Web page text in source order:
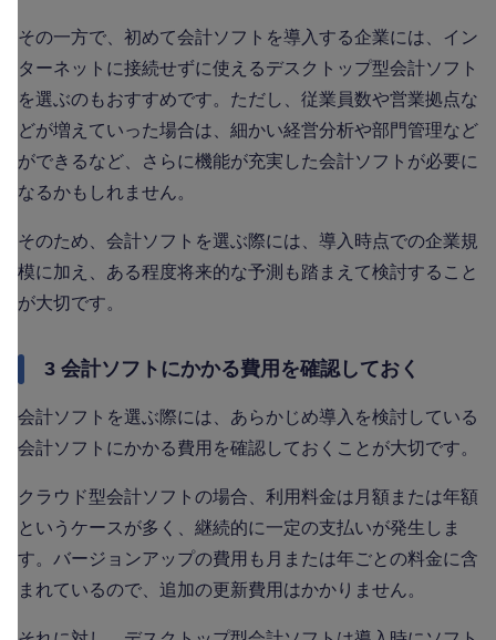
その一方で、初めて会計ソフトを導入する企業には、イン
ターネットに接続せずに使えるデスクトップ型会計ソフト
を選ぶのもおすすめです。ただし、従業員数や営業拠点な
どが増えていった場合は、細かい経営分析や部門管理など
ができるなど、さらに機能が充実した会計ソフトが必要に
なるかもしれません。
そのため、会計ソフトを選ぶ際には、導入時点での企業規
模に加え、ある程度将来的な予測も踏まえて検討すること
が大切です。
3 会計ソフトにかかる費用を確認しておく
会計ソフトを選ぶ際には、あらかじめ導入を検討している
会計ソフトにかかる費用を確認しておくことが大切です。
クラウド型会計ソフトの場合、利用料金は月額または年額
というケースが多く、継続的に一定の支払いが発生しま
す。バージョンアップの費用も月または年ごとの料金に含
まれているので、追加の更新費用はかかりません。